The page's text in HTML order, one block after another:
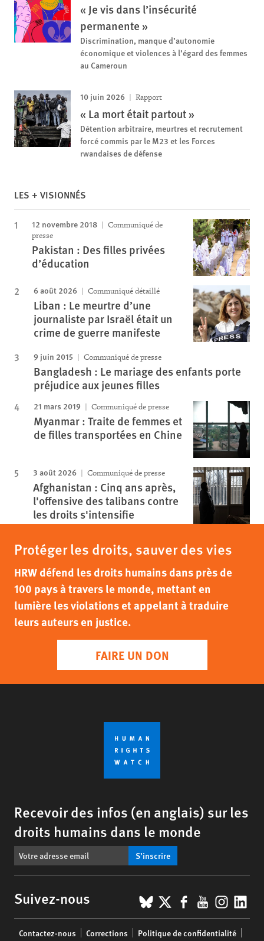
« Je vis dans l’insécurité
permanente »
Discrimination, manque d’autonomie
économique et violences à l’égard des femmes
au Cameroun
10 juin 2026 Rapport
« La mort était partout »
Détention arbitraire, meurtres et recrutement
forcé commis par le M23 et les Forces
rwandaises de défense
LES + VISIONNÉS
12 novembre 2018
Communiqué de
presse
Pakistan : Des filles privées
d’éducation
6 août 2026 Communiqué détaillé
Liban : Le meurtre d’une
journaliste par Israël était un
crime de guerre manifeste
9 juin 2015 Communiqué de presse
Bangladesh : Le mariage des enfants porte
préjudice aux jeunes filles
21 mars 2019 Communiqué de presse
Myanmar : Traite de femmes et
de filles transportées en Chine
3 août 2026 Communiqué de presse
Afghanistan : Cinq ans après,
l'offensive des talibans contre
les droits s'intensifie
Protéger les droits, sauver des vies
HRW défend les droits humains dans près de
100 pays à travers le monde, mettant en
lumière les violations et appelant à traduire
leurs auteurs en justice.
FAIRE UN DON
Recevoir des infos (en anglais) sur les
droits humains dans le monde
S’inscrire
Suivez-nous BlueSky
X Facebook
YouTube
Contactez-nous Corrections Politique de confidentialité